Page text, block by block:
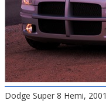
Dodge Super 8 Hemi, 2001